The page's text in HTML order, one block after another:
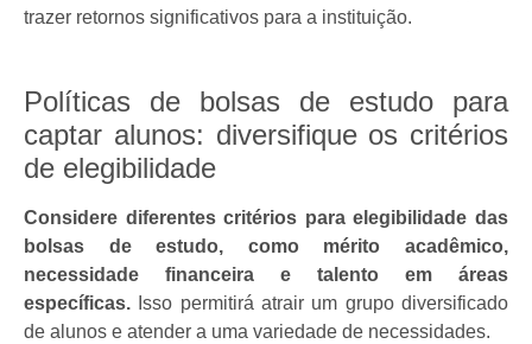
trazer retornos significativos para a instituição.
Políticas de bolsas de estudo para
captar alunos: diversifique os critérios
de elegibilidade
Considere diferentes critérios para elegibilidade das
bolsas de estudo, como mérito acadêmico,
necessidade financeira e talento em áreas
específicas. Isso permitirá atrair um grupo diversificado
de alunos e atender a uma variedade de necessidades.